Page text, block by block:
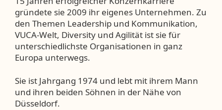
gründete sie 2009 ihr eigenes Unternehmen. Zu
den Themen Leadership und Kommunikation,
VUCA-Welt, Diversity und Agilität ist sie für
unterschiedlichste Organisationen in ganz
Europa unterwegs.
Sie ist Jahrgang 1974 und lebt mit ihrem Mann
und ihren beiden Söhnen in der Nähe von
Düsseldorf.